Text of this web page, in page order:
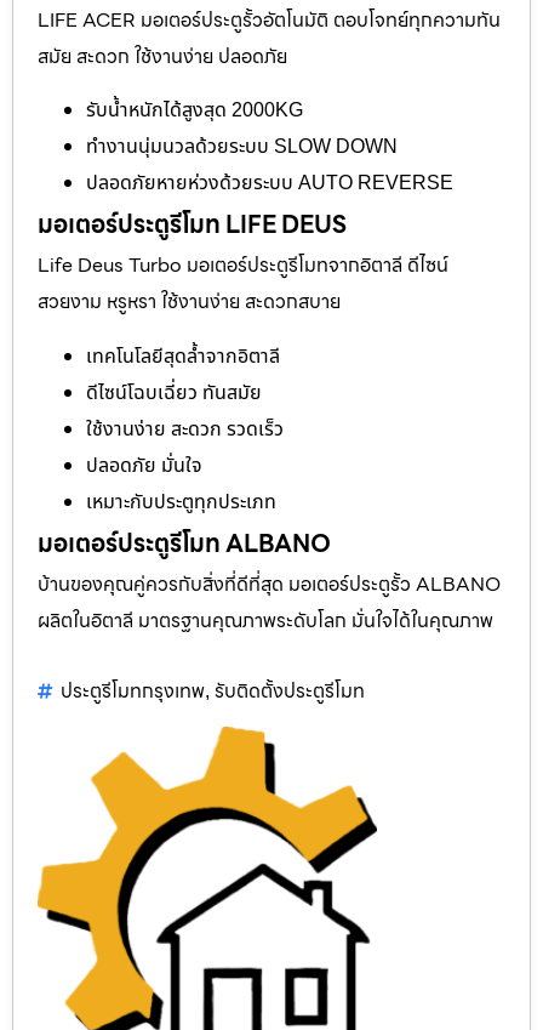
LIFE ACER มอเตอร์ประตูรั้วอัตโนมัติ ตอบโจทย์ทุกความทัน
สมัย สะดวก ใช้งานง่าย ปลอดภัย
รับน้ำหนักได้สูงสุด 2000KG
ทำงานนุ่มนวลด้วยระบบ SLOW DOWN
ปลอดภัยหายห่วงด้วยระบบ AUTO REVERSE
มอเตอร์ประตูรีโมท LIFE DEUS
Life Deus Turbo มอเตอร์ประตูรีโมทจากอิตาลี ดีไซน์
สวยงาม หรูหรา ใช้งานง่าย สะดวกสบาย
เทคโนโลยีสุดล้ำจากอิตาลี
ดีไซน์โฉบเฉี่ยว ทันสมัย
ใช้งานง่าย สะดวก รวดเร็ว
ปลอดภัย มั่นใจ
เหมาะกับประตูทุกประเภท
มอเตอร์ประตูรีโมท ALBANO
บ้านของคุณคู่ควรกับสิ่งที่ดีที่สุด มอเตอร์ประตูรั้ว ALBANO
ผลิตในอิตาลี มาตรฐานคุณภาพระดับโลก มั่นใจได้ในคุณภาพ
ประตูรีโมทกรุงเทพ, รับติดตั้งประตูรีโมท